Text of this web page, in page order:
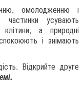
омолодженню і
частинки усувають
а природні
і знімають
Відкрийте друге